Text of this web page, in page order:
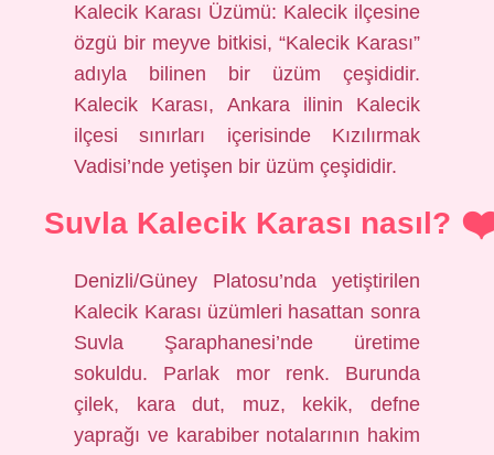
Kalecik Karası Üzümü: Kalecik ilçesine
özgü bir meyve bitkisi, “Kalecik Karası”
adıyla bilinen bir üzüm çeşididir.
Kalecik Karası, Ankara ilinin Kalecik
ilçesi sınırları içerisinde Kızılırmak
Vadisi’nde yetişen bir üzüm çeşididir.
Suvla Kalecik Karası nasıl?
Denizli/Güney Platosu’nda yetiştirilen
Kalecik Karası üzümleri hasattan sonra
Suvla Şaraphanesi’nde üretime
sokuldu. Parlak mor renk. Burunda
çilek, kara dut, muz, kekik, defne
yaprağı ve karabiber notalarının hakim